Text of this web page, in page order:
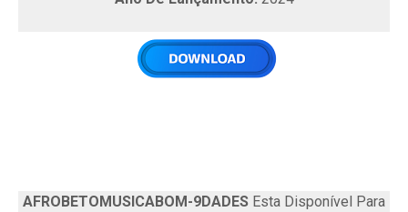
AFROBETOMUSICABOM-9DADES Esta Disponível Para